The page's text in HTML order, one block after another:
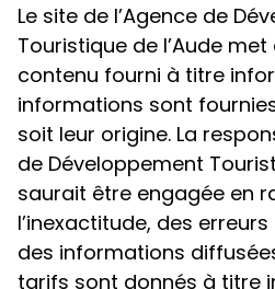
Le site de l’Agence de
Touristique de l’Aude
contenu fourni à titre
informations sont
soit leur origine. La
de Développement
saurait être engagée en
l’inexactitude, des
des informations
tarifs sont donnés à titre